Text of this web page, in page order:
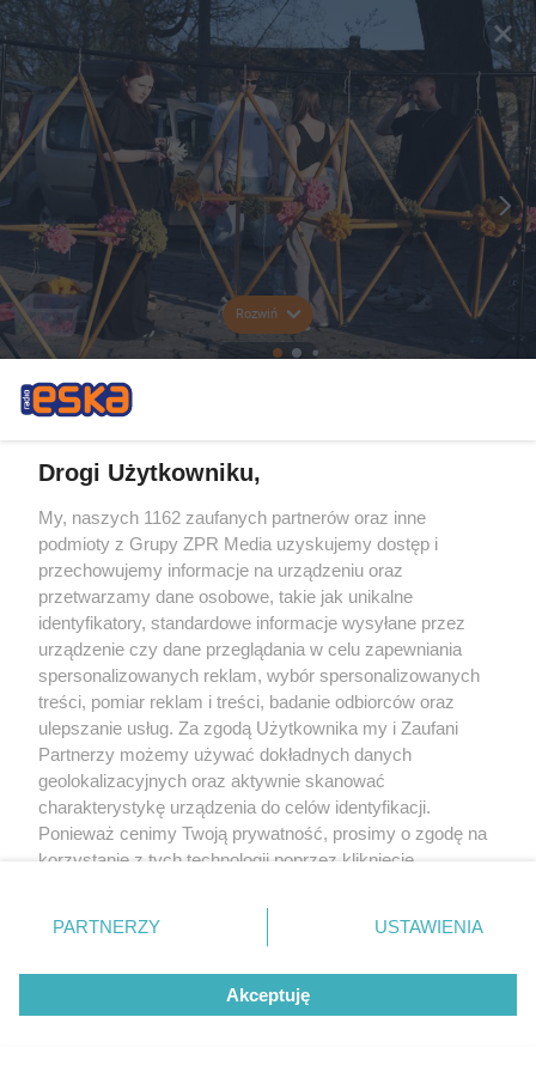
Rozwiń
Drogi Użytkowniku,
My, naszych 1162 zaufanych partnerów oraz inne
podmioty z Grupy ZPR Media uzyskujemy dostęp i
przechowujemy informacje na urządzeniu oraz
przetwarzamy dane osobowe, takie jak unikalne
identyfikatory, standardowe informacje wysyłane przez
urządzenie czy dane przeglądania w celu zapewniania
spersonalizowanych reklam, wybór spersonalizowanych
treści, pomiar reklam i treści, badanie odbiorców oraz
ulepszanie usług. Za zgodą Użytkownika my i Zaufani
Partnerzy możemy używać dokładnych danych
geolokalizacyjnych oraz aktywnie skanować
charakterystykę urządzenia do celów identyfikacji.
Ponieważ cenimy Twoją prywatność, prosimy o zgodę na
korzystanie z tych technologii poprzez kliknięcie
zmienić/wycofać klikając przycisk ustawień prywatności
znajdujący się w lewym dolnym rogu strony
rodzaje przetwarzania danych nie wymagają zgody
użytkownika, ale masz prawo sprzeciwić się takiemu
przetwarzaniu. Preferencje będą miały zastosowanie tylko
PARTNERZY USTAWIENIA
Akceptuję